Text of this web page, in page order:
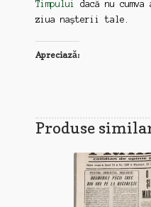
Timpului
dacă nu
ziua nașterii tale.
Apreciază:
Produse